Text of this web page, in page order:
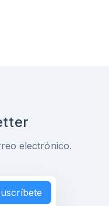
electrónico.